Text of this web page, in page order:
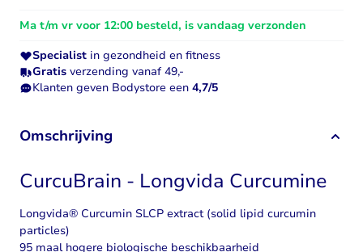
Ma t/m vr voor 12:00 besteld, is vandaag verzonden
Specialist in gezondheid en fitness
Gratis verzending vanaf 49,-
Klanten geven Bodystore een 4,7/5
Omschrijving
CurcuBrain - Longvida Curcumine
Longvida® Curcumin SLCP extract (solid lipid curcumin
particles)
95 maal hogere biologische beschikbaarheid